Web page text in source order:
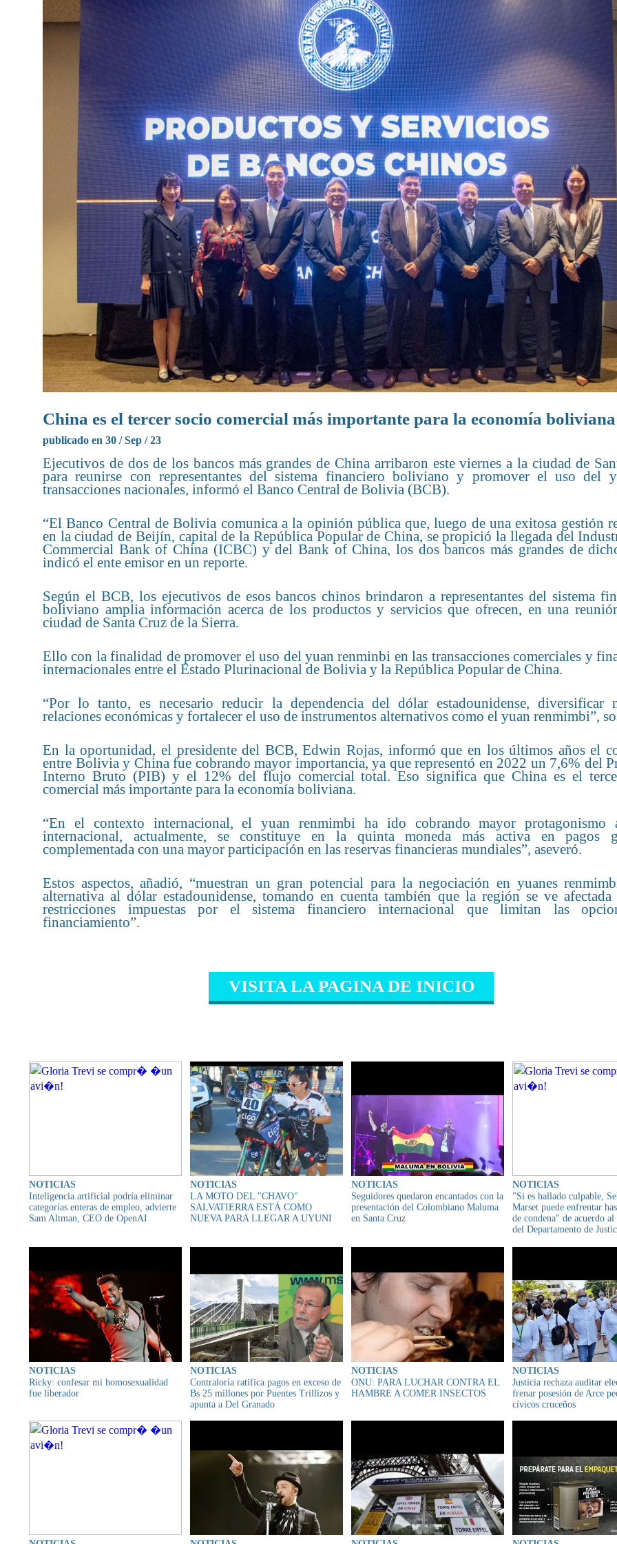
China es el tercer socio comercial más importante para la economía boliviana
publicado en 30 / Sep / 23
Ejecutivos de dos de los bancos más grandes de China arribaron este viernes a la ciudad de
para reunirse con representantes del sistema financiero boliviano y promover el uso del
transacciones nacionales, informó el Banco Central de Bolivia (BCB).
“El Banco Central de Bolivia comunica a la opinión pública que, luego de una exitosa gestión
en la ciudad de Beijín, capital de la República Popular de China, se propició la llegada del
Commercial Bank of China (ICBC) y del Bank of China, los dos bancos más grandes de
indicó el ente emisor en un reporte.
Según el BCB, los ejecutivos de esos bancos chinos brindaron a representantes del sistema
boliviano amplia información acerca de los productos y servicios que ofrecen, en una
ciudad de Santa Cruz de la Sierra.
Ello con la finalidad de promover el uso del yuan renminbi en las transacciones comerciales y
internacionales entre el Estado Plurinacional de Bolivia y la República Popular de China.
“Por lo tanto, es necesario reducir la dependencia del dólar estadounidense, diversificar
relaciones económicas y fortalecer el uso de instrumentos alternativos como el yuan renmimbi”,
En la oportunidad, el presidente del BCB, Edwin Rojas, informó que en los últimos años el
entre Bolivia y China fue cobrando mayor importancia, ya que representó en 2022 un 7,6% del
Interno Bruto (PIB) y el 12% del flujo comercial total. Eso significa que China es el
comercial más importante para la economía boliviana.
“En el contexto internacional, el yuan renmimbi ha ido cobrando mayor protagonismo
internacional, actualmente, se constituye en la quinta moneda más activa en pagos
complementada con una mayor participación en las reservas financieras mundiales”, aseveró.
Estos aspectos, añadió, “muestran un gran potencial para la negociación en yuanes
alternativa al dólar estadounidense, tomando en cuenta también que la región se ve
restricciones impuestas por el sistema financiero internacional que limitan las
financiamiento”.
VISITA LA PAGINA DE INICIO
NOTICIAS
Inteligencia artificial podría eliminar
categorías enteras de empleo, advierte
Sam Altman, CEO de OpenAI
NOTICIAS
LA MOTO DEL "CHAVO"
SALVATIERRA ESTÁ COMO
NUEVA PARA LLEGAR A UYUNI
NOTICIAS
Seguidores quedaron encantados con la
presentación del Colombiano Maluma
en Santa Cruz
NOTICIAS
"Si es hallado culpable,
Marset puede enfrentar
de condena" de acuerdo
del Departamento de
NOTICIAS
Ricky: confesar mi homosexualidad
fue liberador
NOTICIAS
Contraloría ratifica pagos en exceso de
Bs 25 millones por Puentes Trillizos y
apunta a Del Granado
NOTICIAS
ONU: PARA LUCHAR CONTRA EL
HAMBRE A COMER INSECTOS
NOTICIAS
Justicia rechaza auditar
frenar posesión de Arce
cívicos cruceños